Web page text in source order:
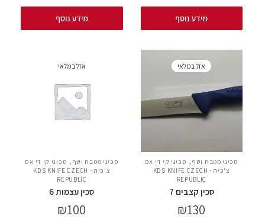
מידע נוסף מידע נוסף
אזל במלאי
סכיני מטבח ושף , סכיני קי די אס
צ'כיה - KDS KNIFE CZECH
REPUBLIC
סכין קצבים 7
₪130
אזל במלאי
סכיני מטבח ושף , סכיני קי די אס
צ'כיה - KDS KNIFE CZECH
REPUBLIC
סכין עצמות 6
₪100